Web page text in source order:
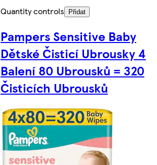
Quantity controls
Přidat
Pampers Sensitive Baby
Dětské Čisticí Ubrousky 4
Balení 80 Ubrousků = 320
Čisticích Ubrousků